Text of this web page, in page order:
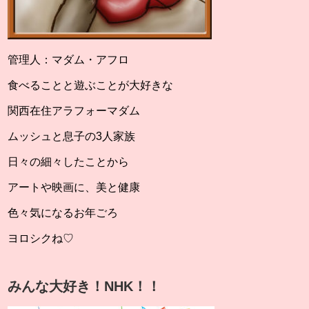
管理人：マダム・アフロ
食べることと遊ぶことが大好きな
関西在住アラフォーマダム
ムッシュと息子の3人家族
日々の細々したことから
アートや映画に、美と健康
色々気になるお年ごろ
ヨロシクね♡
みんな大好き！NHK！！